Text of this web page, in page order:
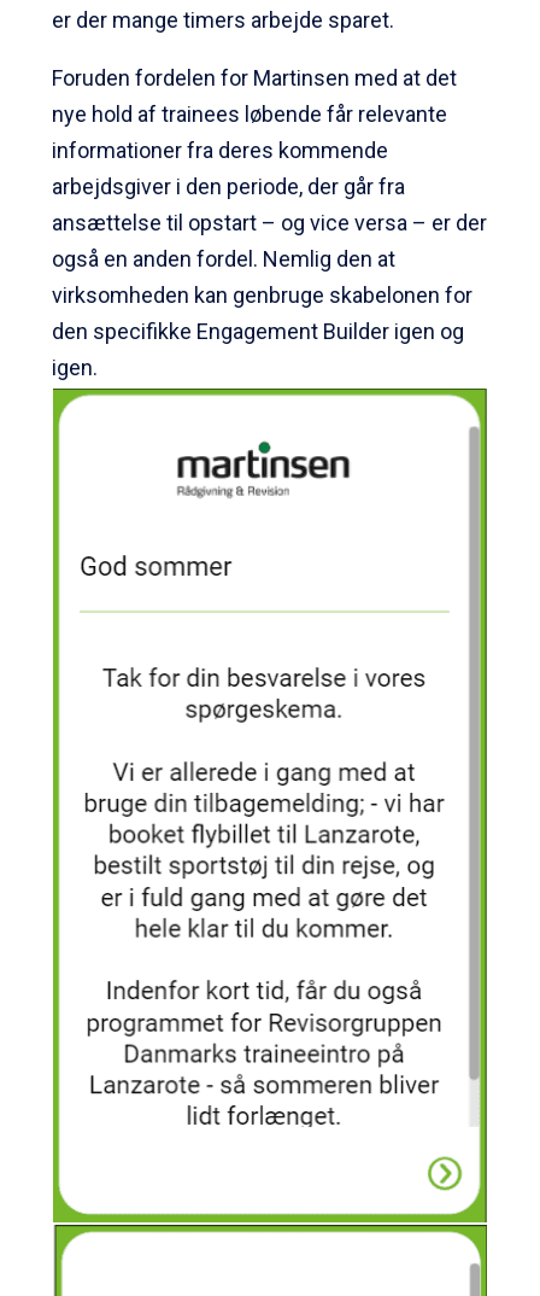
er der mange timers arbejde sparet.
Foruden fordelen for Martinsen med at det
nye hold af trainees løbende får relevante
informationer fra deres kommende
arbejdsgiver i den periode, der går fra
ansættelse til opstart – og vice versa – er der
også en anden fordel. Nemlig den at
virksomheden kan genbruge skabelonen for
den specifikke Engagement Builder igen og
igen.